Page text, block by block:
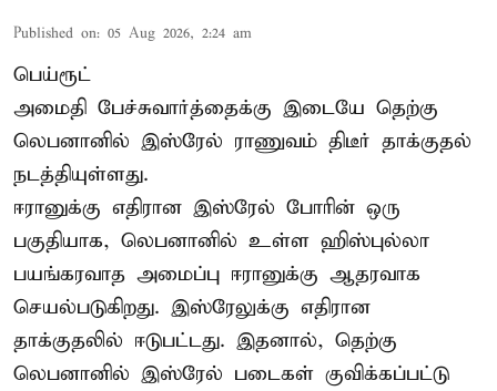
Published on: 05 Aug 2026, 2:24 am
பெய்ரூட்
அமைதி பேச்சுவார்த்தைக்கு இடையே தெற்கு
லெபனானில் இஸ்ரேல் ராணுவம் திடீர் தாக்குதல்
நடத்தியுள்ளது.
ஈரானுக்கு எதிரான இஸ்ரேல் போரின் ஒரு
பகுதியாக, லெபனானில் உள்ள ஹிஸ்புல்லா
பயங்கரவாத அமைப்பு ஈரானுக்கு ஆதரவாக
செயல்படுகிறது. இஸ்ரேலுக்கு எதிரான
தாக்குதலில் ஈடுபட்டது. இதனால், தெற்கு
லெபனானில் இஸ்ரேல் படைகள் குவிக்கப்பட்டு